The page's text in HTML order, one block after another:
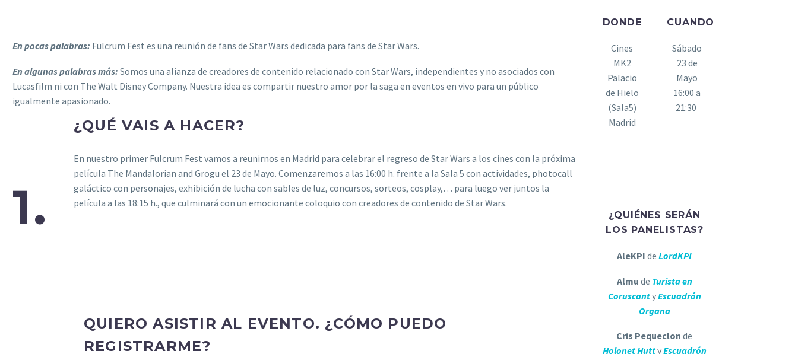
En pocas palabras: Fulcrum Fest es una reunión de fans de Star Wars dedicada para fans de Star Wars.
En algunas palabras más: Somos una alianza de creadores de contenido relacionado con Star Wars, independientes y no asociados con
Lucasfilm ni con The Walt Disney Company. Nuestra idea es compartir nuestro amor por la saga en eventos en vivo para un público
igualmente apasionado.
1.
¿QUÉ VAIS A HACER?
En nuestro primer Fulcrum Fest vamos a reunirnos en Madrid para celebrar el regreso de Star Wars a los cines con la próxima
película The Mandalorian and Grogu el 23 de Mayo. Comenzaremos a las 16:00 h. frente a la Sala 5 con actividades, photocall
galáctico con personajes, exhibición de lucha con sables de luz, concursos, sorteos, cosplay,… para luego ver juntos la
película a las 18:15 h., que culminará con un emocionante coloquio con creadores de contenido de Star Wars.
QUIERO ASISTIR AL EVENTO. ¿CÓMO PUEDO
REGISTRARME?
DONDE
Cines
MK2
Palacio
de Hielo
(Sala5)
Madrid
CUANDO
Sábado
23 de
Mayo
16:00 a
21:30
¿QUIÉNES SERÁN
LOS PANELISTAS?
AleKPIde LordKPI
Almu de Turista en
CoruscantyEscuadrón
Organa
Cris Pequeclonde
Holonet HuttyEscuadrón